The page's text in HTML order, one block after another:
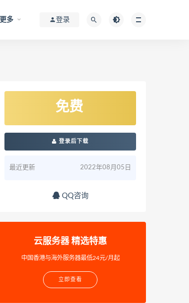
更多 登录
免费
登录后下载
最近更新 2022年08月05日
QQ咨询
云服务器 精选特惠
中国香港与海外服务器最低24元/月起
立即查看